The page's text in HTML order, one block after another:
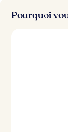
Pourquoi